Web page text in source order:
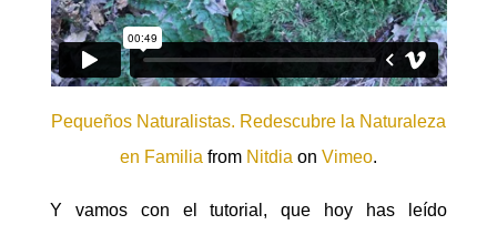
Pequeños Naturalistas. Redescubre la Naturaleza
en Familiafrom Nitdiaon Vimeo.
Y vamos con el tutorial, que hoy has leído